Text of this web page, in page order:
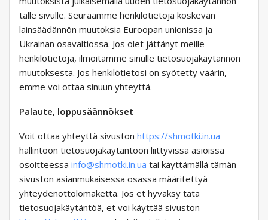
tälle sivulle. Seuraamme henkilötietoja koskevan
lainsäädännön muutoksia Euroopan unionissa ja
Ukrainan osavaltiossa. Jos olet jättänyt meille
henkilötietoja, ilmoitamme sinulle tietosuojakäytännön
muutoksesta. Jos henkilötietosi on syötetty väärin,
emme voi ottaa sinuun yhteyttä.
Palaute, loppusäännökset
Voit ottaa yhteyttä sivuston https://shmotki.in.ua
hallintoon tietosuojakäytäntöön liittyvissä asioissa
osoitteessa info@shmotki.in.ua tai käyttämällä tämän
sivuston asianmukaisessa osassa määritettyä
yhteydenottolomaketta. Jos et hyväksy tätä
tietosuojakäytäntöä, et voi käyttää sivuston